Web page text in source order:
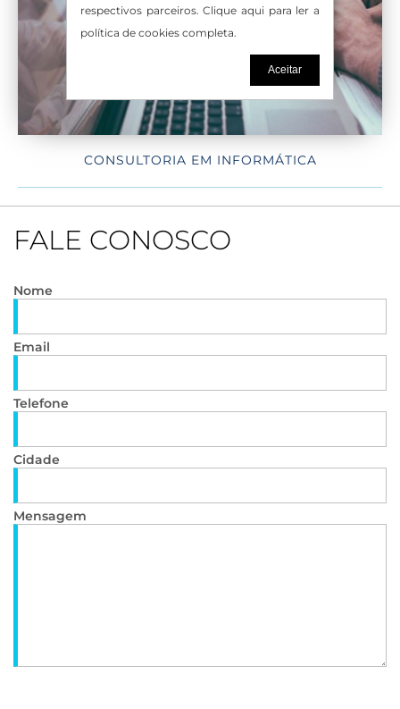
CONSULTORIA EM INFORMÁTICA
FALE CONOSCO
Nome
Email
Telefone
Cidade
Mensagem
respectivos parceiros.Clique aqui para ler a
política de cookies completa.
Aceitar